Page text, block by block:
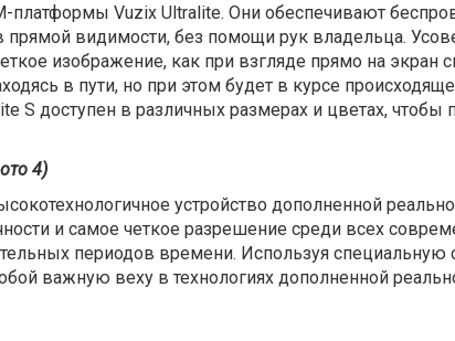
платформы Vuzix Ultralite. Они обеспечивают
прямой видимости, без помощи рук владельца.
изображение, как при взгляде прямо на экран
в пути, но при этом будет в курсе
S доступен в различных размерах и цветах,
4)
устройство дополненной
и самое четкое разрешение среди всех
периодов времени. Используя
важную веху в технологиях дополненной